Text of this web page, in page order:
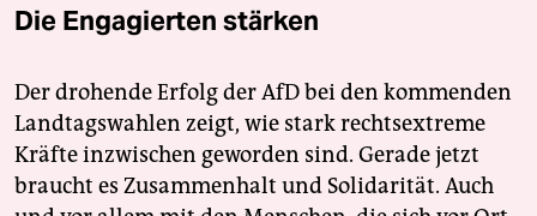
Die Engagierten stärken
Der drohende Erfolg der AfD bei den kommenden
Landtagswahlen zeigt, wie stark rechtsextreme
Kräfte inzwischen geworden sind. Gerade jetzt
braucht es Zusammenhalt und Solidarität. Auch